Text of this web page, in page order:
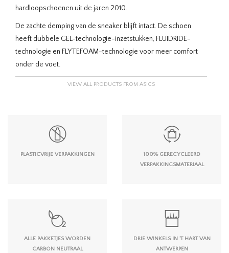
hardloopschoenen uit de jaren 2010.
De zachte demping van de sneaker blijft intact. De schoen
heeft dubbele GEL-technologie-inzetstukken, FLUIDRIDE-
technologie en FLYTEFOAM-technologie voor meer comfort
onder de voet.
VIEW ALL PRODUCTS FROM ASICS
PLASTICVRIJE VERPAKKINGEN
100% GERECYCLEERD
VERPAKKINGSMATERIAAL
ALLE PAKKETJES WORDEN
CARBON NEUTRAAL
DRIE WINKELS IN 'T HART VAN
ANTWERPEN